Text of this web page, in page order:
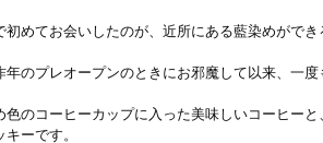
めてお会いしたのが、近所にある藍染めがで
のプレオープンのときにお邪魔して以来、一
のコーヒーカップに入った美味しいコーヒーと
ーです。